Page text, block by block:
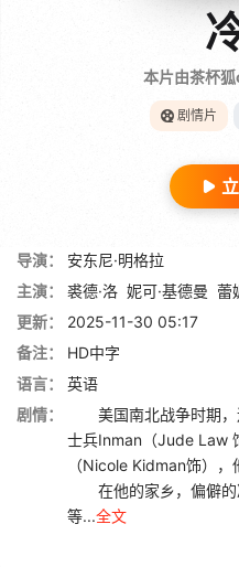
本片由茶杯
剧情片
导演：
安东尼·明格拉
主演：
裘德·洛 妮可·基德曼 蕾
更新：
2025-11-30 05:17
备注：
HD中字
语言：
英语
剧情：
美国南北战争时期，
士兵Inman（Jude Law
（Nicole Kidman饰），
在他的家乡，偏僻的
等...全文